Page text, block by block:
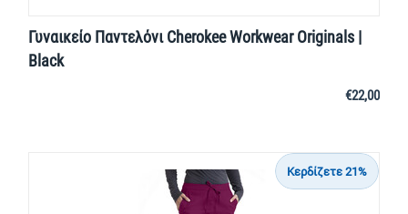
Γυναικείο Παντελόνι Cherokee Workwear Originals |
Black
€22,00
Κερδίζετε 21%